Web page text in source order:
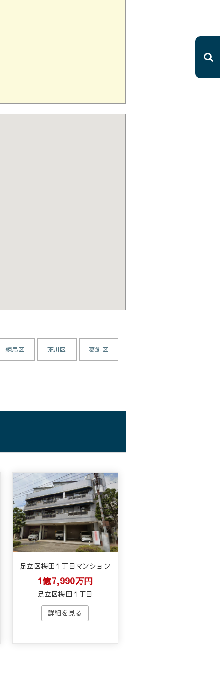
練馬区 荒川区 葛飾区
足立区梅田１丁目マンション
1億7,990万円
足立区梅田１丁目